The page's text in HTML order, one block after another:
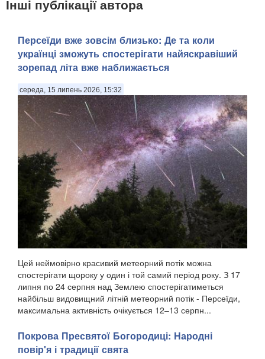
Інші публікації автора
Персеїди вже зовсім близько: Де та коли
українці зможуть спостерігати найяскравіший
зорепад літа вже наближається
середа, 15 липень 2026, 15:32
Цей неймовірно красивий метеорний потік можна
спостерігати щороку у один і той самий період року. З 17
липня по 24 серпня над Землею спостерігатиметься
найбільш видовищний літній метеорний потік - Персеїди,
максимальна активність очікується 12–13 серпн...
Покрова Пресвятої Богородиці: Народні
повір'я і традиції свята